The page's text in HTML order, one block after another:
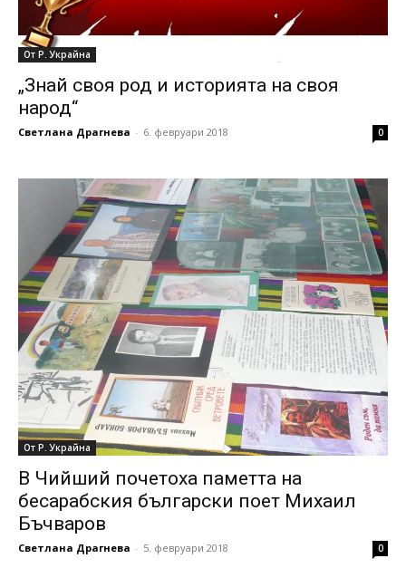
От Р. Украйна
„Знай своя род и историята на своя
народ“
Светлана Драгнева - 6. февруари 2018 0
От Р. Украйна
В Чийший почетоха паметта на
бесарабския български поет Михаил
Бъчваров
Светлана Драгнева - 5. февруари 2018 0